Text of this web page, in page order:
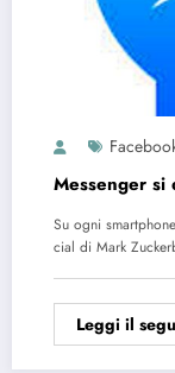
Messenger si
Su ogni
cial di Mark
Leggi il